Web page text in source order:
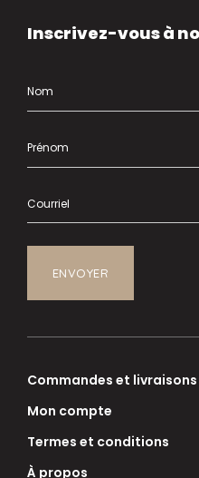
Commandes et livraisons
Mon compte
Termes et conditions
À propos
Inscrivez-vous à